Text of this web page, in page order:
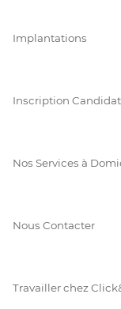
Implantations
Inscription Candidat
Nos Services à
Nous Contacter
Travailler chez